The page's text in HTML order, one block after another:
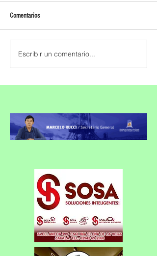
Comentarios
Escribir un comentario...